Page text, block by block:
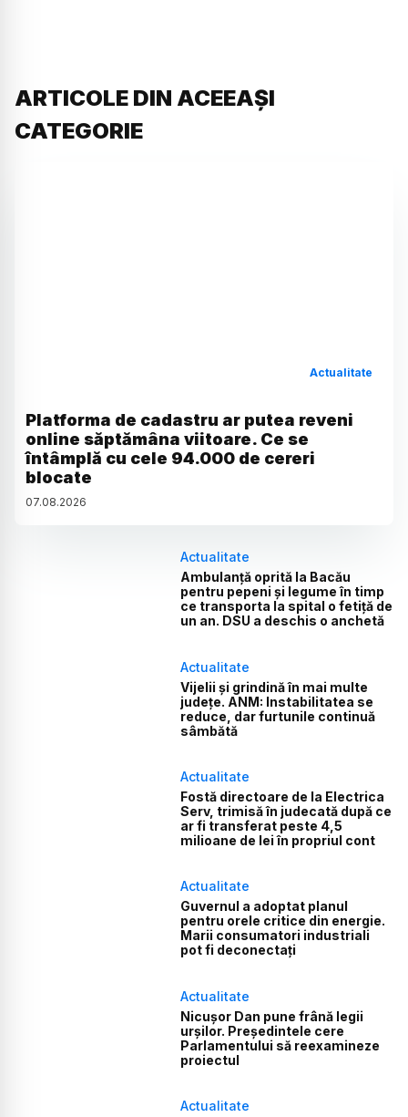
ARTICOLE DIN ACEEAȘI
CATEGORIE
Actualitate
Platforma de cadastru ar putea reveni
online săptămâna viitoare. Ce se
întâmplă cu cele 94.000 de cereri
blocate
07.08.2026
Actualitate
Ambulanță oprită la Bacău
pentru pepeni și legume în timp
ce transporta la spital o fetiță de
un an. DSU a deschis o anchetă
Actualitate
Vijelii și grindină în mai multe
județe. ANM: Instabilitatea se
reduce, dar furtunile continuă
sâmbătă
Actualitate
Fostă directoare de la Electrica
Serv, trimisă în judecată după ce
ar fi transferat peste 4,5
milioane de lei în propriul cont
Actualitate
Guvernul a adoptat planul
pentru orele critice din energie.
Marii consumatori industriali
pot fi deconectați
Actualitate
Nicușor Dan pune frână legii
urșilor. Președintele cere
Parlamentului să reexamineze
proiectul
Actualitate